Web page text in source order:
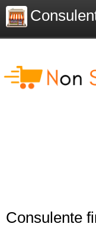
Consulente